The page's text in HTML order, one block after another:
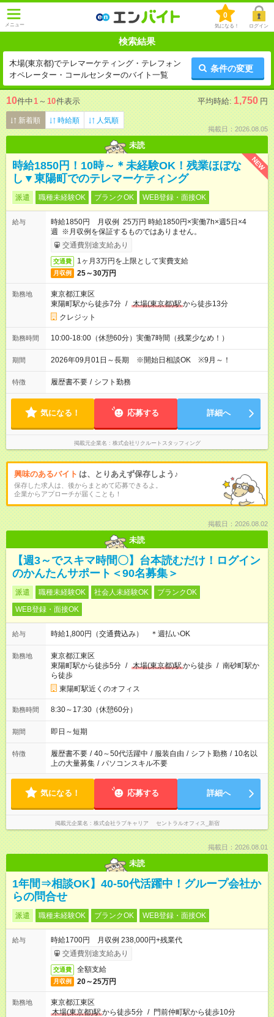
メニュー
0
気になる！ ログイン
検索結果
木場(東京都)でテレマーケティング・テレフォン
オペレーター・コールセンターのバイト一覧
条件の変更
10件中1 ～ 10件表示 平均時給: 1,750 円
新着順 時給順 人気順
掲載日：2026.08.05
未読
NEW
時給1850円！10時～＊未経験OK！残業ほぼな
し▼東陽町でのテレマーケティング
派遣 職種未経験OK ブランクOK WEB登録・面接OK
給与
時給1850円 月収例 25万円 時給1850円×実働7h×週5日×4
週 ※月収例を保証するものではありません。
交通費別途支給あり
交通費 1ヶ月3万円を上限として実費支給
月収例 25～30万円
勤務地
東京都江東区
東陽町駅から徒歩7分 / 木場(東京都)駅から徒歩13分
クレジット
勤務時間 10:00-18:00（休憩60分）実働7時間（残業少なめ！）
期間 2026年09月01日～長期 ※開始日相談OK ※9月～！
特徴 履歴書不要 / シフト勤務
気になる！ 応募する 詳細へ
掲載元企業名 株式会社リクルートスタッフィング
興味のあるバイト は、とりあえず保存しよう♪
保存した求人は、後からまとめて応募できるよ。
企業からアプローチが届くことも！
掲載日：2026.08.02
未読
【週3～でスキマ時間〇】台本読むだけ！ログイン
のかんたんサポート＜90名募集＞
派遣 職種未経験OK 社会人未経験OK
ブランクOK
WEB登録・面接OK
給与 時給1,800円（交通費込み） ＊週払いOK
勤務地
東京都江東区
東陽町駅から徒歩5分 / 木場(東京都)駅から徒歩 / 南砂町駅か
ら徒歩
東陽町駅近くのオフィス
勤務時間 8:30～17:30（休憩60分）
期間 即日～短期
特徴 履歴書不要 / 40～50代活躍中 / 服装自由 / シフト勤務 / 10名以
上の大量募集 / パソコンスキル不要
気になる！ 応募する 詳細へ
掲載元企業名 株式会社ラブキャリア セントラルオフィス_新宿
掲載日：2026.08.01
未読
1年間⇒相談OK】40-50代活躍中！グループ会社か
らの問合せ
派遣 職種未経験OK ブランクOK WEB登録・面接OK
給与
時給1700円 月収例 238,000円+残業代
交通費別途支給あり
交通費 全額支給
月収例 20～25万円
勤務地
東京都江東区
木場(東京都)駅から徒歩5分 / 門前仲町駅から徒歩10分